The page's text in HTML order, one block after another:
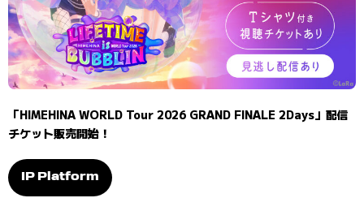
「HIMEHINA WORLD Tour 2026 GRAND FINALE 2Days」配信
チケット販売開始！
IP Platform